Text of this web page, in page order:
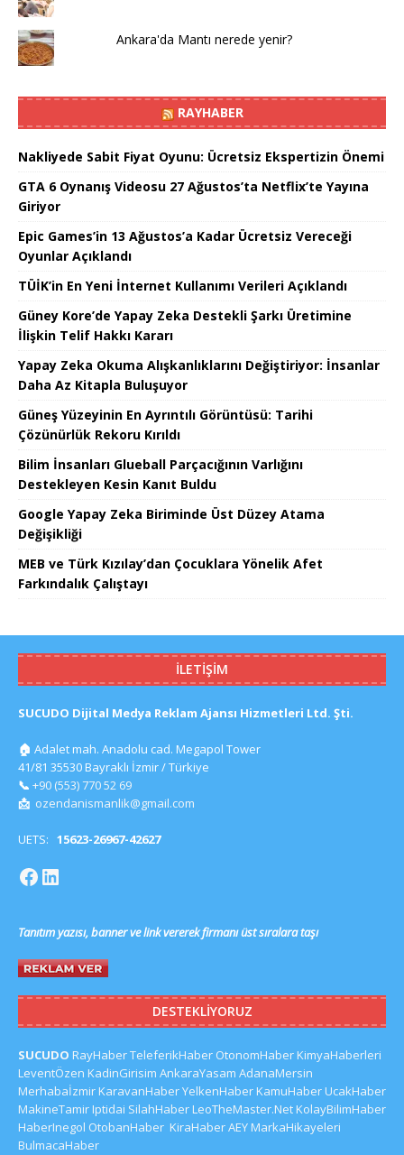
Ankara'da Mantı nerede yenir?
RAYHABER
Nakliyede Sabit Fiyat Oyunu: Ücretsiz Ekspertizin Önemi
GTA 6 Oynanış Videosu 27 Ağustos’ta Netflix’te Yayına
Giriyor
Epic Games’in 13 Ağustos’a Kadar Ücretsiz Vereceği
Oyunlar Açıklandı
TÜİK’in En Yeni İnternet Kullanımı Verileri Açıklandı
Güney Kore’de Yapay Zeka Destekli Şarkı Üretimine
İlişkin Telif Hakkı Kararı
Yapay Zeka Okuma Alışkanlıklarını Değiştiriyor: İnsanlar
Daha Az Kitapla Buluşuyor
Güneş Yüzeyinin En Ayrıntılı Görüntüsü: Tarihi
Çözünürlük Rekoru Kırıldı
Bilim İnsanları Glueball Parçacığının Varlığını
Destekleyen Kesin Kanıt Buldu
Google Yapay Zeka Biriminde Üst Düzey Atama
Değişikliği
MEB ve Türk Kızılay’dan Çocuklara Yönelik Afet
Farkındalık Çalıştayı
İLETIŞIM
SUCUDO Dijital Medya Reklam Ajansı Hizmetleri Ltd. Şti.
🏠 Adalet mah. Anadolu cad. Megapol Tower
41/81 35530 Bayraklı İzmir / Türkiye
📞 +90 (553) 770 52 69
📩 ozendanismanlik@gmail.com
UETS: 15623-26967-42627
Tanıtım yazısı, banner ve link vererek firmanı üst sıralara taşı
DESTEKLIYORUZ
SUCUDO RayHaberTeleferikHaber OtonomHaberKimyaHaberleri
LeventÖzen KadinGirisim AnkaraYasam AdanaMersin
MerhabaİzmirKaravanHaberYelkenHaberKamuHaberUcakHaber
MakineTamirIptidai SilahHaberLeoTheMaster.NetKolayBilimHaber
HaberInegol OtobanHaber KiraHaberAEYMarkaHikayeleri
BulmacaHaber